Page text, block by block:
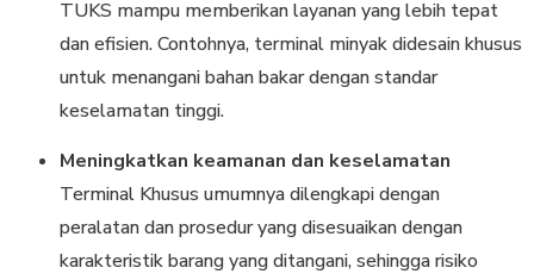
TUKS mampu memberikan layanan yang lebih tepat
dan efisien. Contohnya, terminal minyak didesain khusus
untuk menangani bahan bakar dengan standar
keselamatan tinggi.
Meningkatkan keamanan dan keselamatan
Terminal Khusus umumnya dilengkapi dengan
peralatan dan prosedur yang disesuaikan dengan
karakteristik barang yang ditangani, sehingga risiko